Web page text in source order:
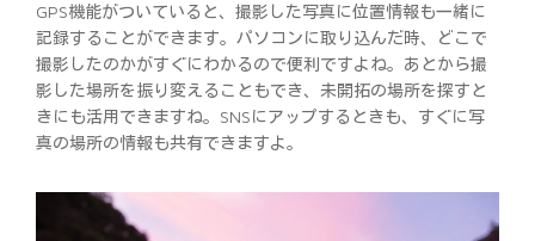
GPS機能がついていると、撮影した写真に位置情報も一緒に
記録することができます。パソコンに取り込んだ時、どこで
撮影したのかがすぐにわかるので便利ですよね。あとから撮
影した場所を振り変えることもでき、未開拓の場所を探すと
きにも活用できますね。SNSにアップするときも、すぐに写
真の場所の情報も共有できますよ。